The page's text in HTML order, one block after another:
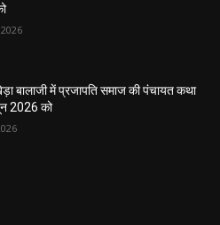
बालाजी में प्रजापति समाज की पंचायत कथा
2026 को